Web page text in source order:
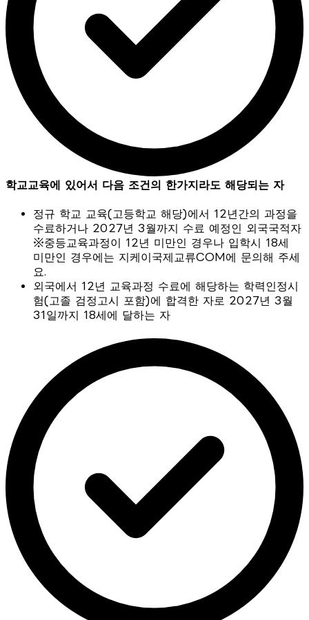
학교교육에 있어서 다음 조건의 한가지라도 해당되는 자
정규 학교 교육(고등학교 해당)에서 12년간의 과정을
수료하거나 2027년 3월까지 수료 예정인 외국국적자
※중등교육과정이 12년 미만인 경우나 입학시 18세
미만인 경우에는 지케이국제교류COM에 문의해 주세
요.
외국에서 12년 교육과정 수료에 해당하는 학력인정시
험(고졸 검정고시 포함)에 합격한 자로 2027년 3월
31일까지 18세에 달하는 자